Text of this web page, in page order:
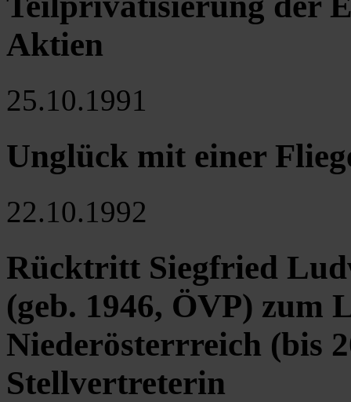
Aktien
25.10.1991
Unglück mit einer
22.10.1992
Rücktritt Siegfried
(geb. 1946, ÖVP) zum
Niederösterrreich (bis
Stellvertreterin